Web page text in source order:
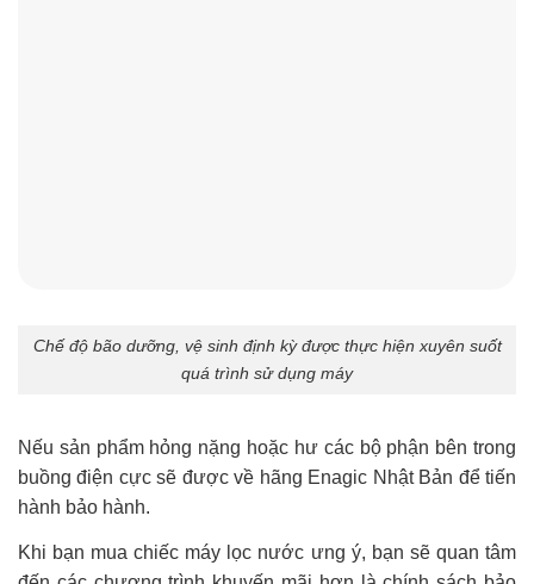
Chế độ bão dưỡng, vệ sinh định kỳ được thực hiện xuyên suốt
quá trình sử dụng máy
Nếu sản phẩm hỏng nặng hoặc hư các bộ phận bên trong
buồng điện cực sẽ được về hãng Enagic Nhật Bản để tiến
hành bảo hành.
Khi bạn mua chiếc máy lọc nước ưng ý, bạn sẽ quan tâm